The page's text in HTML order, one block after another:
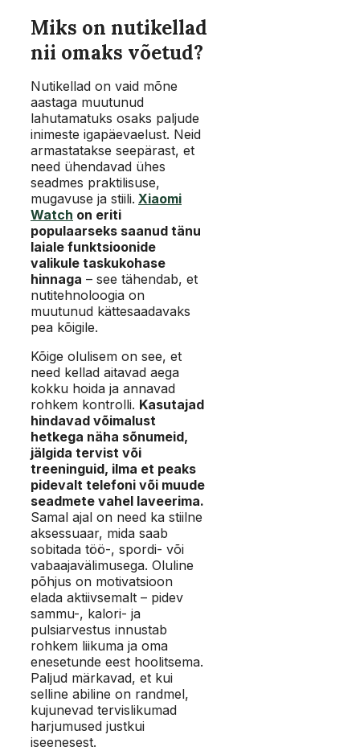
Miks on nutikellad
nii omaks võetud?
Nutikellad on vaid mõne
aastaga muutunud
lahutamatuks osaks paljude
inimeste igapäevaelust. Neid
armastatakse seepärast, et
need ühendavad ühes
seadmes praktilisuse,
mugavuse ja stiili. Xiaomi
Watch on eriti
populaarseks saanud tänu
laiale funktsioonide
valikule taskukohase
hinnaga – see tähendab, et
nutitehnoloogia on
muutunud kättesaadavaks
pea kõigile.
Kõige olulisem on see, et
need kellad aitavad aega
kokku hoida ja annavad
rohkem kontrolli. Kasutajad
hindavad võimalust
hetkega näha sõnumeid,
jälgida tervist või
treeninguid, ilma et peaks
pidevalt telefoni või muude
seadmete vahel laveerima.
Samal ajal on need ka stiilne
aksessuaar, mida saab
sobitada töö-, spordi- või
vabaajavälimusega. Oluline
põhjus on motivatsioon
elada aktiivsemalt – pidev
sammu-, kalori- ja
pulsiarvestus innustab
rohkem liikuma ja oma
enesetunde eest hoolitsema.
Paljud märkavad, et kui
selline abiline on randmel,
kujunevad tervislikumad
harjumused justkui
iseenesest.